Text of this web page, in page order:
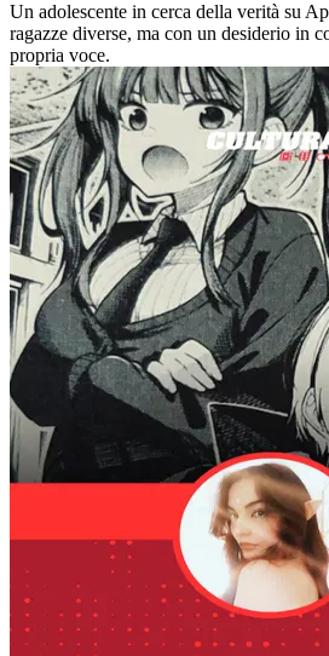
Un adolescente in cerca della verità su
ragazze diverse, ma con un desiderio in
propria voce.